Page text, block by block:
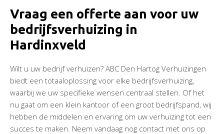
Vraag een offerte aan voor uw
bedrijfsverhuizing in
Hardinxveld
Wilt u uw bedrijf verhuizen? ABC Den Hartog Verhuizingen
biedt een totaaloplossing voor elke bedrijfsverhuizing,
waarbij we uw specifieke wensen centraal stellen. Of het
nu gaat om een klein kantoor of een groot bedrijfspand, wij
hebben de middelen en ervaring om uw verhuizing tot een
succes te maken. Neem vandaag nog contact met ons op